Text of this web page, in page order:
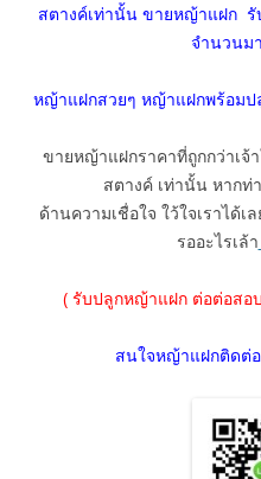
สตางค์เท่านั้น ขายหญ้าแฝก
จำนวนม
หญ้าแฝกสวยๆ หญ้าแฝกพร้อมป
ขายหญ้าแฝกราคาที่ถูกกว่าเจ้
สตางค์ เท่านั้น หาก
ด้านความเชื่อใจ ใว้ใจเราได้
รออะไรเล้า
( รับปลูกหญ้าแฝก ต่อต่อสอ
สนใจหญ้าแฝกติดต่